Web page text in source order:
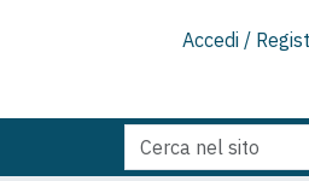
Accedi /
Cerca
nel
Ricerca
avanzata…